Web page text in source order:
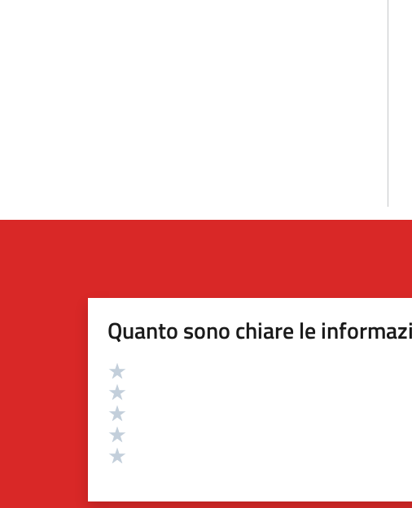
Quanto sono chiare le
Valutazione